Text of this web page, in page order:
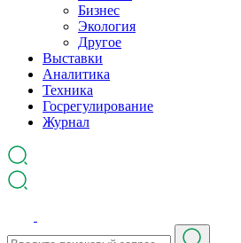
Бизнес
Экология
Другое
Выставки
Аналитика
Техника
Госрегулирование
Журнал